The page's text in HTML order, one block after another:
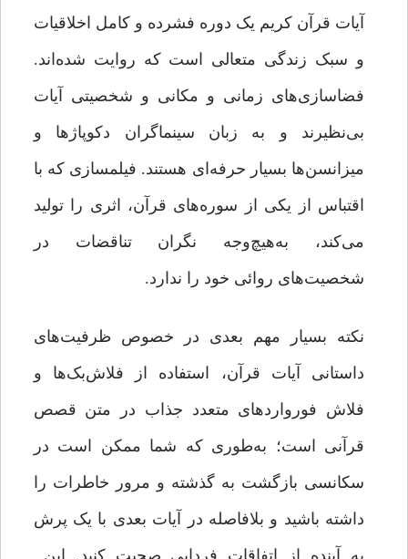
آیات قرآن کریم یک دوره فشرده و کامل اخلاقیات
و سبک زندگی متعالی است که روایت شده‌اند.
فضاسازی‌های زمانی و مکانی و شخصیتی آیات
بی‌نظیر‌ند و به زبان سینماگران دکوپاژها و
میزانسن‌ها بسیار حرفه‌ای هستند. فیلمسازی که با
اقتباس از یکی از سوره‌های قرآن، اثری را تولید
می‌کند، به‌هیچ‌وجه نگران تناقضات در
شخصیت‌های روائی خود را ندارد.
نکته بسیار مهم بعدی در خصوص ظرفیت‌های
داستانی آیات قرآن، استفاده از فلاش‌بک‌ها و
فلاش فورواردهای متعدد جذاب در متن قصص
قرآنی است؛ به‌طوری که شما ممکن است در
سکانسی بازگشت به گذشته و مرور خاطرات را
داشته باشید و بلافاصله در آیات بعدی با یک پرش